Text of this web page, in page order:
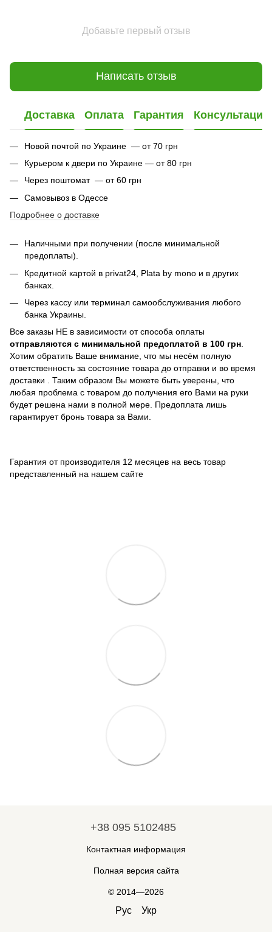
Добавьте первый отзыв
Написать отзыв
Доставка Оплата Гарантия Консультация
Новой почтой по Украине — от 70 грн
Курьером к двери по Украине — от 80 грн
Через поштомат — от 60 грн
Самовывоз в Одессе
Подробнее о доставке
Наличными при получении (после минимальной
предоплаты).
Кредитной картой в privat24, Plata by mono и в других
банках
Через кассу или терминал самообслуживания любого
банка Украины.
Все заказы НЕ в зависимости от способа оплаты
отправляются с минимальной предоплатой в 100 грн.
Хотим обратить Ваше внимание, что мы несём полную
ответственность за состояние товара до отправки и во время
доставки . Таким образом Вы можете быть уверены, что
любая проблема с товаром до получения его Вами на руки
будет решена нами в полной мере. Предоплата лишь
гарантирует бронь товара за Вами.
Гарантия от производителя 12 месяцев на весь товар
представленный на нашем сайте
+38 095 5102485
Контактная информация
Полная версия сайта
© 2014—2026
Рус Укр